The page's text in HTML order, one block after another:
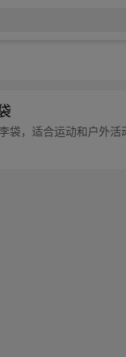
袋，适合运动和户外活